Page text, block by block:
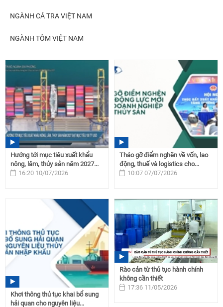
NGÀNH CÁ TRA VIỆT NAM
NGÀNH TÔM VIỆT NAM
Hướng tới mục tiêu xuất khẩu
nông, lâm, thủy sản năm 2027...
16:20 10/07/2026
Tháo gỡ điểm nghẽn về vốn, lao
động, thuế và logistics cho...
10:07 07/07/2026
Khơi thông thủ tục khai bổ sung
hải quan cho nguyên liệu...
Rào cản từ thủ tục hành chính
không cần thiết
17:36 11/05/2026